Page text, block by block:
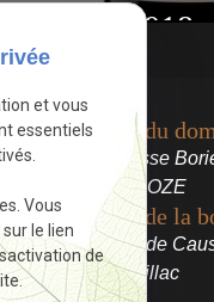
Tolosan - 2018
La Syrah, une
à partir du
de l'IGP Comté Tolosan Syrah
de la vigne : 50 ans
: Récolté à la main. Macération de
à 30 jours à 25°C.
terminée, nous
malolactique
Adresse du
156 impasse
81600 BROZE
Adresse de la
900 route de
81600 Gaillac
et vous
essentiels
Vous
le lien
de